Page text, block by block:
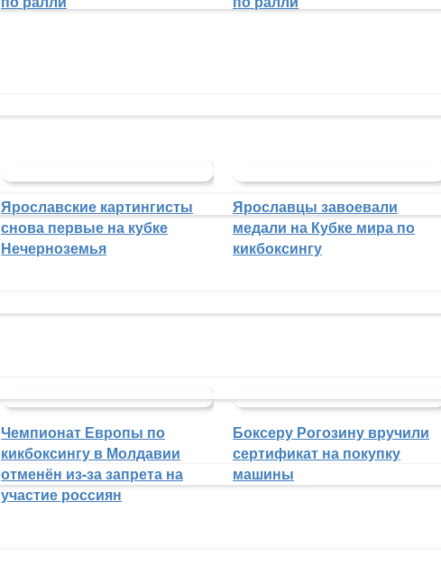
Ярославские картингисты
снова первые на кубке
Нечерноземья
Ярославцы завоевали
медали на Кубке мира по
кикбоксингу
Чемпионат Европы по
кикбоксингу в Молдавии
отменён из-за запрета на
участие россиян
Боксеру Рогозину вручили
сертификат на покупку
машины